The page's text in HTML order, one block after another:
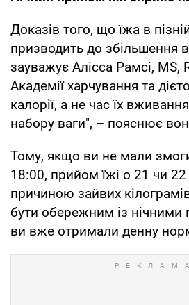
Доказів того, що їжа в
призводить до збільшення
зауважує Алісса Рамсі, MS,
Академії харчування та
калорії, а не час їх
набору ваги", – пояснює
Тому, якщо ви не мали
18:00, прийом їжі о 21 чи
причиною зайвих
бути обережним із нічними
ви вже отримали денну